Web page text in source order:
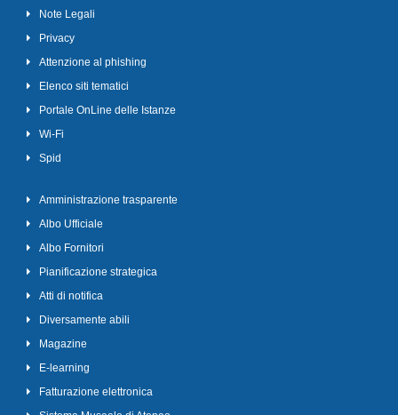
Note Legali
Privacy
Attenzione al phishing
Elenco siti tematici
Portale OnLine delle Istanze
Wi-Fi
Spid
Amministrazione trasparente
Albo Ufficiale
Albo Fornitori
Pianificazione strategica
Atti di notifica
Diversamente abili
Magazine
E-learning
Fatturazione elettronica